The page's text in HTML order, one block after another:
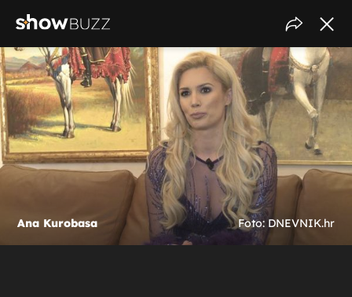
Ana Kurobasa Foto: DNEVNIK.hr